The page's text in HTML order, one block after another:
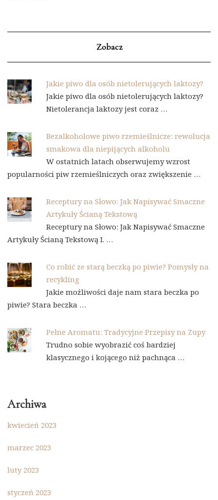
Zobacz
Jakie piwo dla osób nietolerujących laktozy?
Jakie piwo dla osób nietolerujących laktozy?
Nietolerancja laktozy jest coraz …
Bezalkoholowe piwo rzemieślnicze: rewolucja
smakowa dla niepijących alkoholu
W ostatnich latach obserwujemy wzrost
popularności piw rzemieślniczych oraz zwiększenie …
Receptury na Słowo: Jak Napisywać Smaczne
Artykuły Ścianą Tekstową
Receptury na Słowo: Jak Napisywać Smaczne
Artykuły Ścianą Tekstową I. …
Co robić ze starą beczką po piwie? Pomysły na
recykling
Jakie możliwości daje nam stara beczka po
piwie? Stara beczka …
Pełne Aromatu: Tradycyjne Przepisy na Zupy
Trudno sobie wyobrazić coś bardziej
klasycznego i kojącego niż pachnąca …
Archiwa
kwiecień 2023
marzec 2023
luty 2023
styczeń 2023